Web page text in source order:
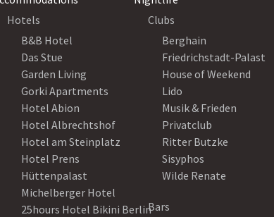
Hotels
B&B Hotel
Das Stue
Garden Living
Gorki Apartments
Hotel Abion
Hotel Albrechtshof
Hotel am Steinplatz
Hotel Prens
Hüttenpalast
Michelberger Hotel
25hours Hotel Bikini Berlin
Clubs
Berghain
Friedrichstadt-Palast
House of Weekend
Lido
Musik & Frieden
Privatclub
Ritter Butzke
Sisyphos
Wilde Renate
Bars